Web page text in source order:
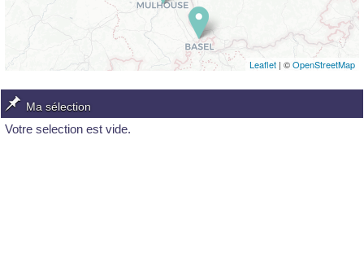
Leaflet | ©OpenStreetMap
Ma sélection
Votre selection est vide.